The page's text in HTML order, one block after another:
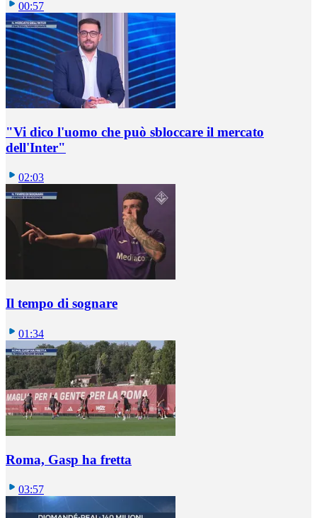
00:57
"Vi dico l'uomo che può sbloccare il mercato
dell'Inter"
02:03
Il tempo di sognare
01:34
Roma, Gasp ha fretta
03:57